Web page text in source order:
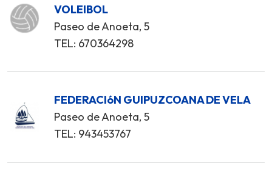
VOLEIBOL
Paseo de Anoeta, 5
TEL: 670364298
FEDERACIóN GUIPUZCOANA DE VELA
Paseo de Anoeta, 5
TEL: 943453767